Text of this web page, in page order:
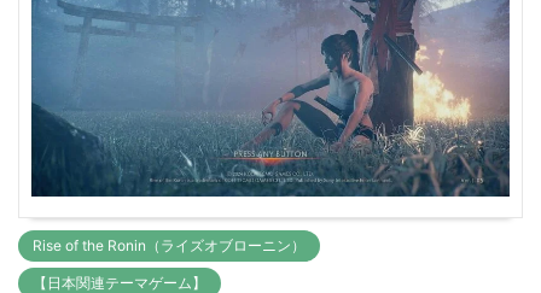
Rise of the Ronin（ライズオブローニン）
【日本関連テーマゲーム】